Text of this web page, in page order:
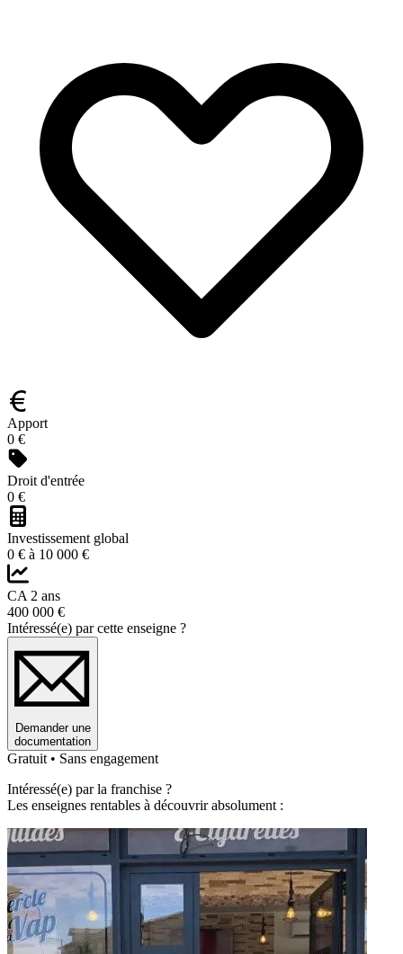
Apport
0 €
Droit d'entrée
0 €
Investissement global
0 € à 10 000 €
CA 2 ans
400 000 €
Intéressé(e) par cette enseigne ?
Demander une
documentation
Gratuit • Sans engagement
Intéressé(e) par la franchise ?
Les enseignes rentables à découvrir absolument :